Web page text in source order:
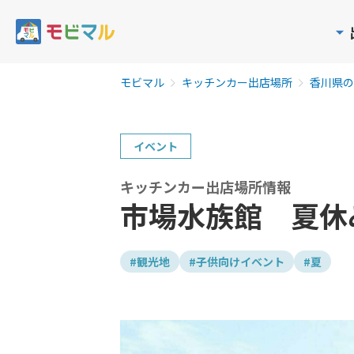
モビマル キッチンカー出店場所 香川県
イベント
市場水族館 夏休
キッチンカー出店場所情報
#観光地 #子供向けイベント #夏